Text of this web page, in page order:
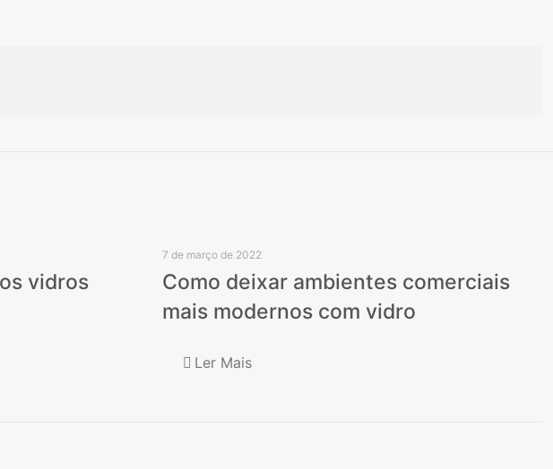
vidros
7 de março de 2022
Como deixar ambientes comerciais
mais modernos com vidro
Ler Mais